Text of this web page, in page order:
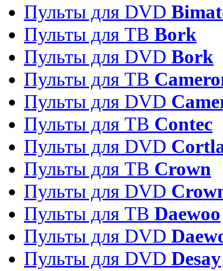
Пульты для DVD
Пульты для ТВ Bork
Пульты для DVD Bork
Пульты для ТВ
Пульты для DVD
Пульты для ТВ Contec
Пульты для DVD
Пульты для ТВ Crown
Пульты для DVD
Пульты для ТВ Daewoo
Пульты для DVD
Пульты для DVD Desay